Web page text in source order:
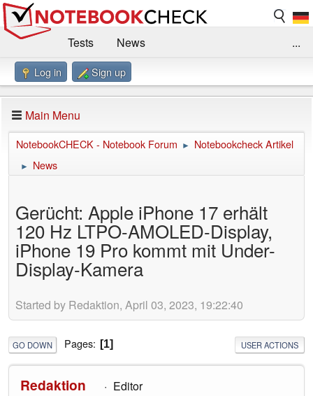
Tests
News
Benchmarks / Technik
Forum
Impressum
...
Log in Sign up
Main Menu
NotebookCHECK - Notebook Forum ► Notebookcheck Artikel
► News
Gerücht: Apple iPhone 17 erhält
120 Hz LTPO-AMOLED-Display,
iPhone 19 Pro kommt mit Under-
Display-Kamera
Started by Redaktion, April 03, 2023, 19:22:40
GO DOWN Pages 1 USER ACTIONS
Redaktion Editor